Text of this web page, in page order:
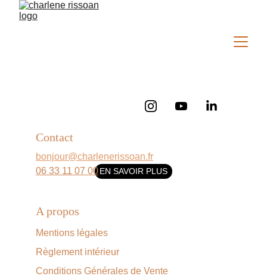
Contact
bonjour@charlenerissoan.fr
A propos
Mentions légales
Règlement intérieur
Conditions Générales de Vente
EN SAVOIR PLUS
06 33 11 07 00